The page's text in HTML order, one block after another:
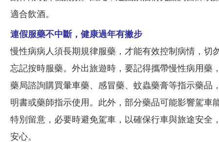
• 胃食道逆流病人：
胃藥，但注意甜食的攝取應適量。
• 過年期間若有飲酒：須特別注意酒精可能影響疾
病的控制，也可能與藥品產生交互作用（如解熱鎮
痛藥品、鎮靜安眠藥品等），進而增加副作用或降
低藥效。因此，建議飲酒前先諮詢醫師或藥師，確
定是否適合飲酒。
連假服藥不中斷，健康過年有撇步